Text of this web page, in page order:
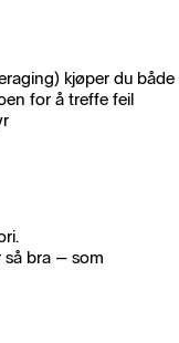
kjøper du både
for å treffe feil
så bra – som